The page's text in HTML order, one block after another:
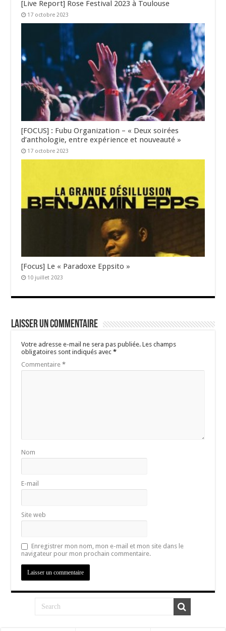
[Live Report] Rose Festival 2023 à Toulouse
17 octobre 2023
[FOCUS] : Fubu Organization – « Deux soirées
d’anthologie, entre expérience et nouveauté »
17 octobre 2023
[Focus] Le « Paradoxe Eppsito »
10 juillet 2023
Laisser un commentaire
Votre adresse e-mail ne sera pas publiée. Les champs
obligatoires sont indiqués avec*
Commentaire*
Nom
E-mail
Site web
Enregistrer mon nom, mon e-mail et mon site dans le
navigateur pour mon prochain commentaire.